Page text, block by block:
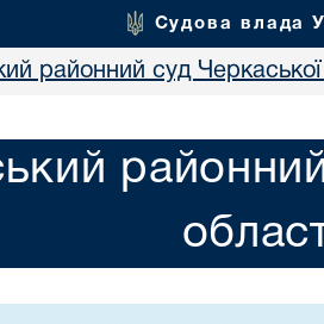
Судова влада
районний суд Черкаської